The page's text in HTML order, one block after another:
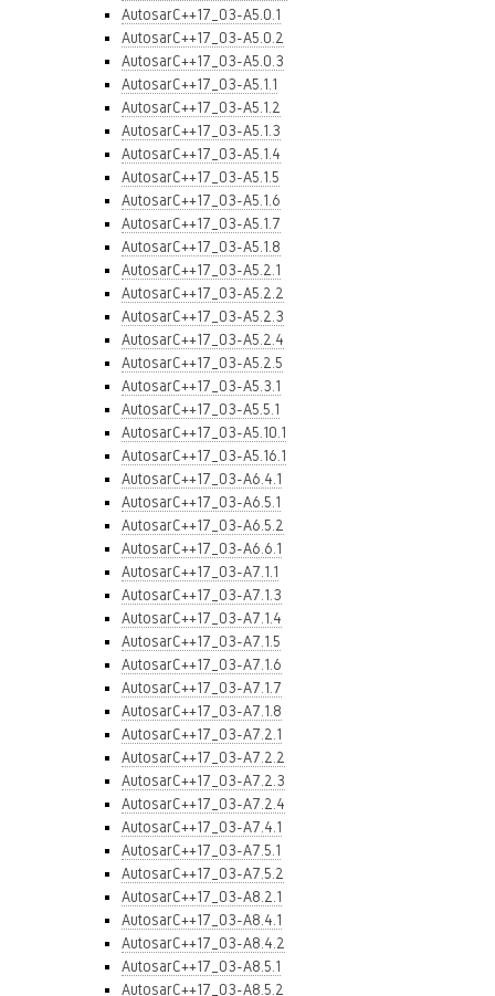
AutosarC++17_03-A5.0.1
AutosarC++17_03-A5.0.2
AutosarC++17_03-A5.0.3
AutosarC++17_03-A5.1.1
AutosarC++17_03-A5.1.2
AutosarC++17_03-A5.1.3
AutosarC++17_03-A5.1.4
AutosarC++17_03-A5.1.5
AutosarC++17_03-A5.1.6
AutosarC++17_03-A5.1.7
AutosarC++17_03-A5.1.8
AutosarC++17_03-A5.2.1
AutosarC++17_03-A5.2.2
AutosarC++17_03-A5.2.3
AutosarC++17_03-A5.2.4
AutosarC++17_03-A5.2.5
AutosarC++17_03-A5.3.1
AutosarC++17_03-A5.5.1
AutosarC++17_03-A5.10.1
AutosarC++17_03-A5.16.1
AutosarC++17_03-A6.4.1
AutosarC++17_03-A6.5.1
AutosarC++17_03-A6.5.2
AutosarC++17_03-A6.6.1
AutosarC++17_03-A7.1.1
AutosarC++17_03-A7.1.3
AutosarC++17_03-A7.1.4
AutosarC++17_03-A7.1.5
AutosarC++17_03-A7.1.6
AutosarC++17_03-A7.1.7
AutosarC++17_03-A7.1.8
AutosarC++17_03-A7.2.1
AutosarC++17_03-A7.2.2
AutosarC++17_03-A7.2.3
AutosarC++17_03-A7.2.4
AutosarC++17_03-A7.4.1
AutosarC++17_03-A7.5.1
AutosarC++17_03-A7.5.2
AutosarC++17_03-A8.2.1
AutosarC++17_03-A8.4.1
AutosarC++17_03-A8.4.2
AutosarC++17_03-A8.5.1
AutosarC++17_03-A8.5.2